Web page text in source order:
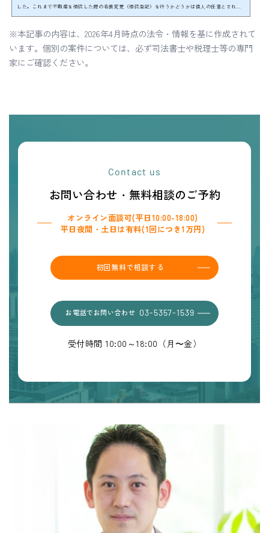
した。これまで不動産を相続した際の名義変更（相続登記）を行うかどうかは個人の任意とされて
きましたが、今後は法律で定められた「義務」となります。 「うちは地方の古い土地だから価値が
こそ注意が必要です。相続登記義務化のポイントは、施行日である2024年4月1日より前に発生して
いた過去の相続分についても、例外なく義務化の対象とな...
※本記事の内容は、2026年4月時点の法令・情報を基に作成されて
います。個別の案件については、必ず司法書士や税理士等の専門
家にご確認ください。
Contact us
お問い合わせ・無料相談のご予約
オンライン面談可(平日10:00-18:00)
平日夜間・土日は有料(1回につき1万円)
初回無料で相談する
お電話でお問い合わせ 03-5357-1539
受付時間 10:00～18:00（月〜金）